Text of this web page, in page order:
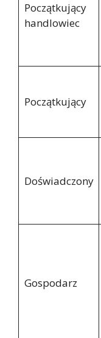
Początkujący
handlowiec
Początkujący
Doświadczony
Gospodarz